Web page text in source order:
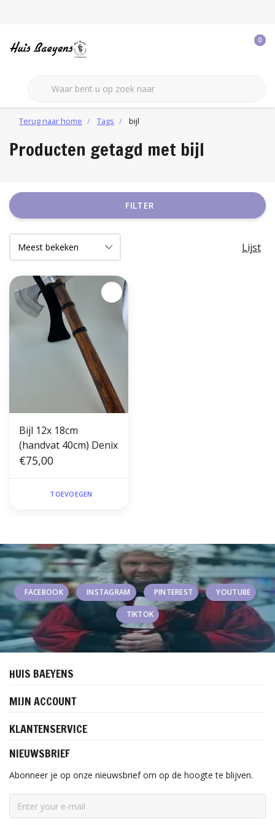
0
Terug naar home Tags bijl
Producten getagd met bijl
FILTER
Lijst
Bijl 12x 18cm
(handvat 40cm) Denix
€75,00
TOEVOEGEN
FACEBOOK INSTAGRAM PINTEREST YOUTUBE
TIKTOK
HUIS BAEYENS
MIJN ACCOUNT
KLANTENSERVICE
NIEUWSBRIEF
Abonneer je op onze nieuwsbrief om op de hoogte te blijven.